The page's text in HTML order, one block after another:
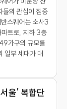
들의 관심이 집중
스퀘어는 소사3
파트로, 지하 3층
가구의 규모를
일부 세대가 대
울’ 복합단